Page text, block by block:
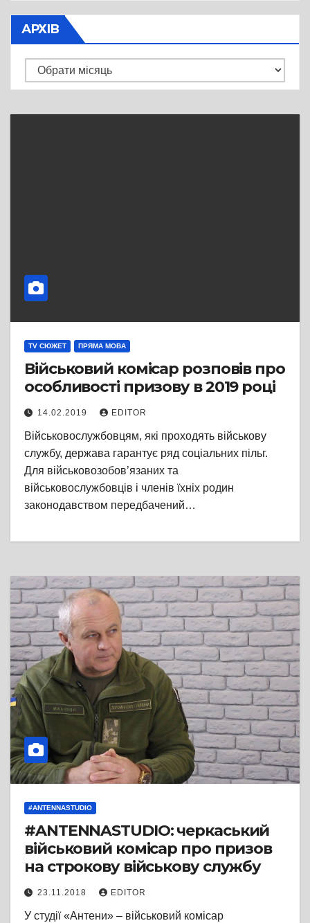
АРХІВ
Архів
TV СЮЖЕТ ПРЯМА МОВА
Військовий комісар розповів про
особливості призову в 2019 році
14.02.2019 EDITOR
Військовослужбовцям, які проходять військову
службу, держава гарантує ряд соціальних пільг.
Для військовозобов’язаних та
військовослужбовців і членів їхніх родин
законодавством передбачений…
#ANTENNASTUDIO
#ANTENNASTUDIO: черкаський
військовий комісар про призов
на строкову військову службу
23.11.2018 EDITOR
У студії «Антени» – військовий комісар